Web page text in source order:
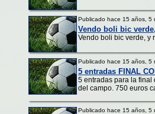
Publicado hace 15 años, 5
Vendo boli bic
Vendo boli bic verde, y
Publicado hace 15 años, 5
5 entradas FINAL
5 entradas para la final
del campo. 750 euros
Publicado hace 15 años, 5